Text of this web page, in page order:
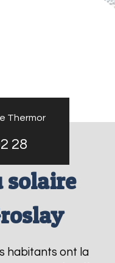
Thermor
28
solaire
habitants ont la